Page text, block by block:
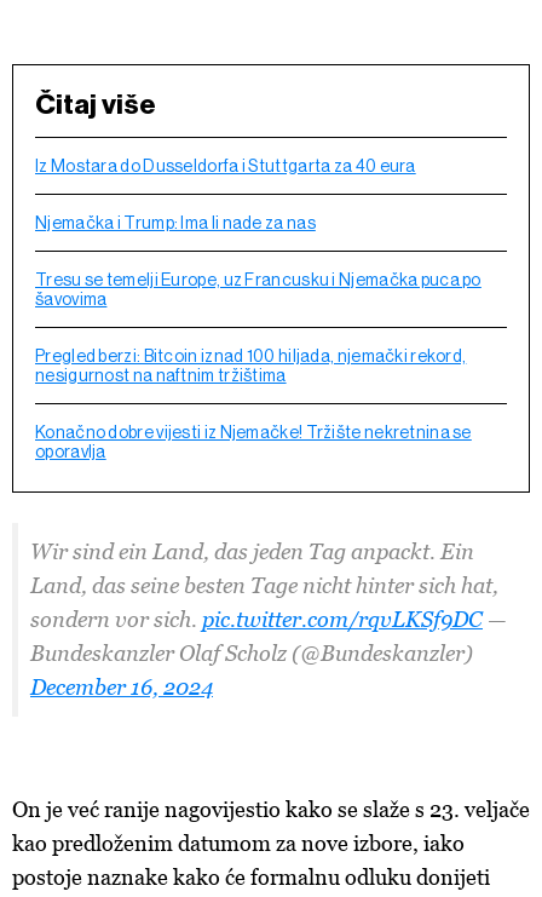
Čitaj više
Iz Mostara do Dusseldorfa i Stuttgarta za 40 eura
Njemačka i Trump: Ima li nade za nas
Tresu se temelji Europe, uz Francusku i Njemačka puca po
šavovima
Pregled berzi: Bitcoin iznad 100 hiljada, njemački rekord,
nesigurnost na naftnim tržištima
Konačno dobre vijesti iz Njemačke! Tržište nekretnina se
oporavlja
Wir sind ein Land, das jeden Tag anpackt. Ein
Land, das seine besten Tage nicht hinter sich hat,
sondern vor sich. pic.twitter.com/rqvLKSf9DC—
Bundeskanzler Olaf Scholz (@Bundeskanzler)
December 16, 2024
On je već ranije nagovijestio kako se slaže s 23. veljače
kao predloženim datumom za nove izbore, iako
postoje naznake kako će formalnu odluku donijeti